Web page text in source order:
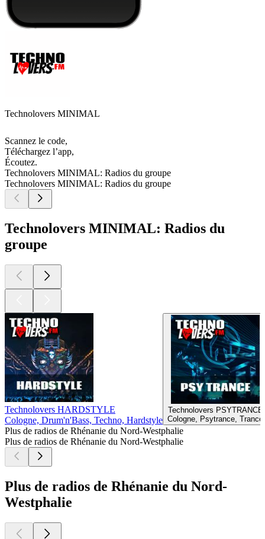
Technolovers MINIMAL
Scannez le code,
Téléchargez l’app,
Écoutez.
Technolovers MINIMAL: Radios du groupe
Technolovers MINIMAL: Radios du groupe
Technolovers MINIMAL: Radios du
groupe
Technolovers HARDSTYLE
Cologne, Drum'n'Bass, Techno, Hardstyle
Technolovers PSYTRANCE
Cologne, Psytrance, Trance
Plus de radios de Rhénanie du Nord-Westphalie
Plus de radios de Rhénanie du Nord-Westphalie
Plus de radios de Rhénanie du Nord-
Westphalie